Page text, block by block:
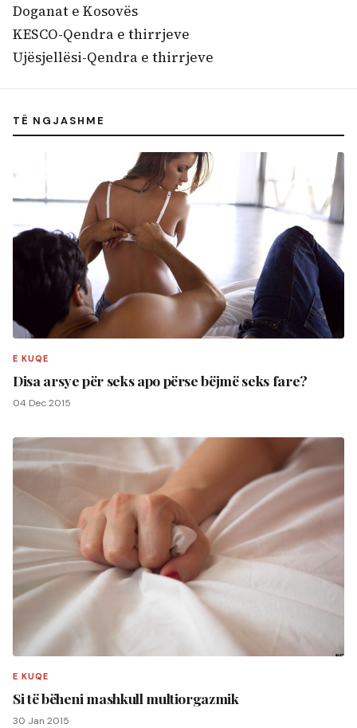
Doganat e Kosovës
KESCO-Qendra e thirrjeve
Ujësjellësi-Qendra e thirrjeve
TË NGJASHME
E KUQE
Disa arsye për seks apo përse bëjmë seks fare?
04 Dec 2015
E KUQE
Si të bëheni mashkull multiorgazmik
30 Jan 2015